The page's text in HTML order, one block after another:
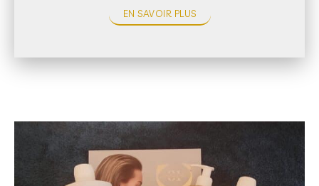
EN SAVOIR PLUS